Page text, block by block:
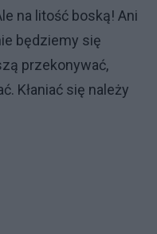
na litość boską! Ani
będziemy się
przekonywać,
Kłaniać się należy